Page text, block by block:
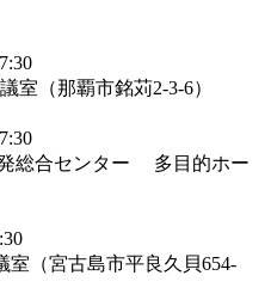
（那覇市銘苅2-3-6）
総合センター 多目的ホー
（宮古島市平良久貝654-